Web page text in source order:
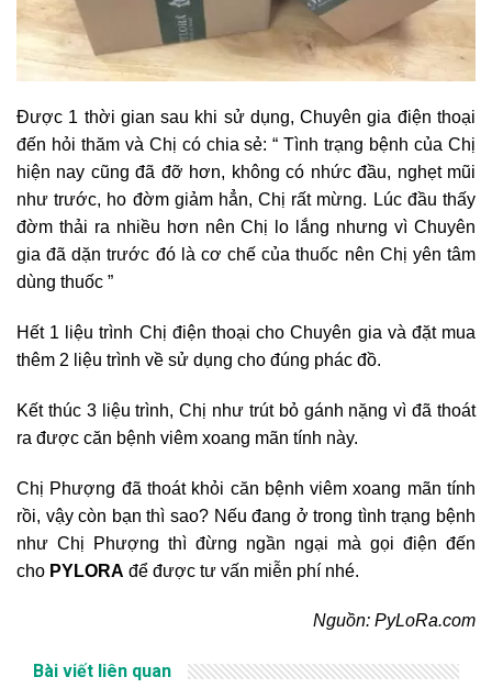
Được 1 thời gian sau khi sử dụng, Chuyên gia điện thoại
đến hỏi thăm và Chị có chia sẻ: “ Tình trạng bệnh của Chị
hiện nay cũng đã đỡ hơn, không có nhức đầu, nghẹt mũi
như trước, ho đờm giảm hẳn, Chị rất mừng. Lúc đầu thấy
đờm thải ra nhiều hơn nên Chị lo lắng nhưng vì Chuyên
gia đã dặn trước đó là cơ chế của thuốc nên Chị yên tâm
dùng thuốc ”
Hết 1 liệu trình Chị điện thoại cho Chuyên gia và đặt mua
thêm 2 liệu trình về sử dụng cho đúng phác đồ.
Kết thúc 3 liệu trình, Chị như trút bỏ gánh nặng vì đã thoát
ra được căn bệnh viêm xoang mãn tính này.
Chị Phượng đã thoát khỏi căn bệnh viêm xoang mãn tính
rồi, vậy còn bạn thì sao? Nếu đang ở trong tình trạng bệnh
như Chị Phượng thì đừng ngần ngại mà gọi điện đến
cho PYLORA để được tư vấn miễn phí nhé.
Nguồn: PyLoRa.com
Bài viết liên quan